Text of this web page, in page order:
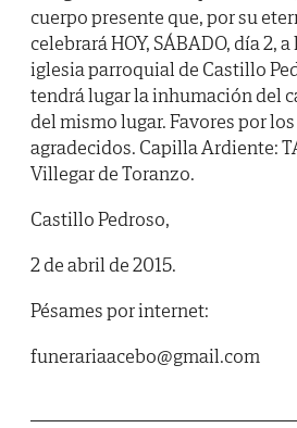
cuerpo presente que, por su
celebrará HOY, SÁBADO, día 2,
iglesia parroquial de Castillo
tendrá lugar la inhumación del
del mismo lugar. Favores por
agradecidos. Capilla Ardiente:
Villegar de Toranzo.
Castillo Pedroso,
2 de abril de 2015.
Pésames por internet:
funerariaacebo@gmail.com